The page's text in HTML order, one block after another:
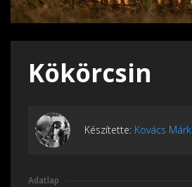
Kökörcsin
Készítette: Kovács Márk
Adatlap